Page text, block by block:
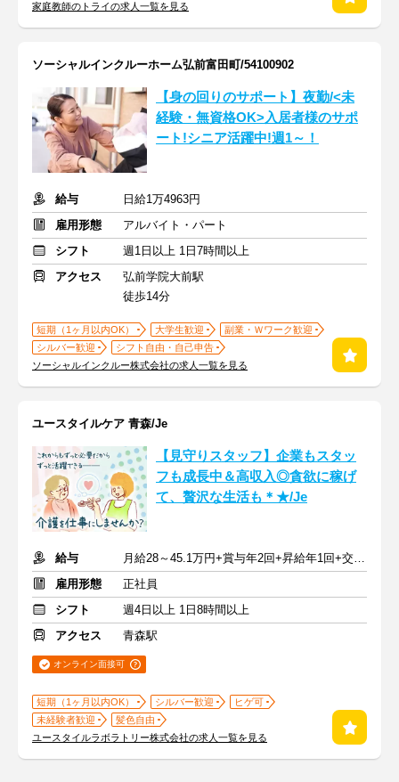
家庭教師のトライの求人一覧を見る
ソーシャルインクルーホーム弘前富田町/54100902
【身の回りのサポート】夜勤/<未
経験・無資格OK>入居者様のサポ
ート!シニア活躍中!週1～！
給与
日給1万4963円
雇用形態
アルバイト・パート
シフト
週1日以上 1日7時間以上
アクセス
弘前学院大前駅
徒歩14分
短期（1ヶ月以内OK） 大学生歓迎
副業・Ｗワーク歓迎
シルバー歓迎
シフト自由・自己申告
ソーシャルインクルー株式会社の求人一覧を見る
ユースタイルケア 青森/Je
【見守りスタッフ】企業もスタッ
フも成長中＆高収入◎貪欲に稼げ
て、贅沢な生活も＊★/Je
給与
月給28～45.1万円+賞与年2回+昇給年1回+交通費全額
雇用形態
正社員
シフト
週4日以上 1日8時間以上
アクセス
青森駅
オンライン面接可
短期（1ヶ月以内OK） シルバー歓迎
ヒゲ可
未経験者歓迎
髪色自由
ユースタイルラボラトリー株式会社の求人一覧を見る